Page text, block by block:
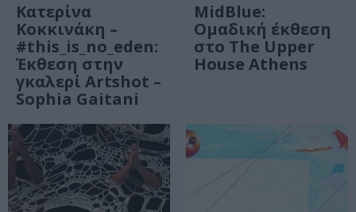
Κατερίνα
Κοκκινάκη –
#this_is_no_eden:
Έκθεση στην
γκαλερί Artshot –
Sophia Gaitani
MidBlue:
Ομαδική έκθεση
στο The Upper
House Athens